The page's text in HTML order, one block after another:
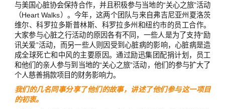
与美国心脏协会保持合作，并且积极参与当地的“关心之旅”活动
（Heart Walks）。今年，这两个团队与来自弗吉尼亚州夏洛茨
维尔、科罗拉多斯普林斯、科罗拉多州和纽约市的员工合作。
大家参与心脏之行活动的原因各有不同，一些人是为了支持“励
讯关爱”活动，而另一些人则因受到心脏病的影响，心脏病是造
成全球死亡和中风的主要原因。通过励迅集团配捐计划，员工
和他们的亲人参与到当地的“关心之旅”活动，他们的参与扩大了
个人慈善捐款项目的财务影响力。
我们的几名同事分享了他们的故事，讲述了他们参与这一项目
的初衷。